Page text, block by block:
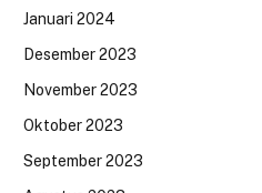
Januari 2024
Desember 2023
November 2023
Oktober 2023
September 2023